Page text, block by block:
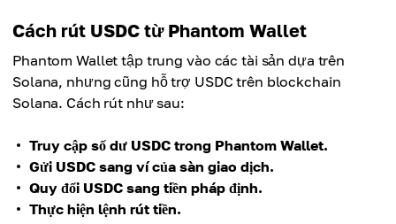
Cách rút USDC từ Phantom Wallet
Phantom Wallet tập trung vào các tài sản dựa trên
Solana, nhưng cũng hỗ trợ USDC trên blockchain
Solana. Cách rút như sau:
Truy cập số dư USDC trong Phantom Wallet.
Gửi USDC sang ví của sàn giao dịch.
Quy đổi USDC sang tiền pháp định.
Thực hiện lệnh rút tiền.